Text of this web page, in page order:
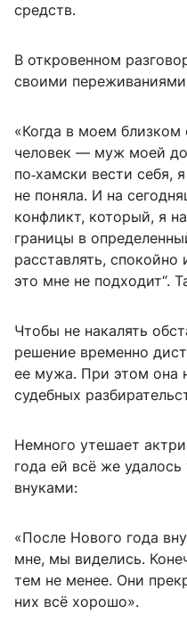
средств.
В откровенном
своими
«Когда в моем близком
человек — муж моей
по‑хамски вести себя,
не поняла. И на
конфликт, который, я
границы в
расставлять, спокойно
это мне не подходит“.
Чтобы не накалять
решение временно
ее мужа. При этом она
судебных
Немного утешает
года ей всё же
внуками:
«После Нового года
мне, мы виделись.
тем не менее. Они
них всё хорошо».